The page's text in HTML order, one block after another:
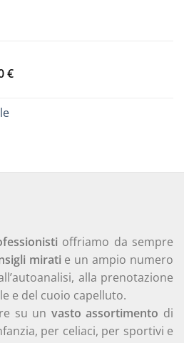
€Fascia
offriamo da sempre
mirati e un ampio numero
alla prenotazione
e del cuoio capelluto.
su un vasto assortimento di
per celiaci, per sportivi e